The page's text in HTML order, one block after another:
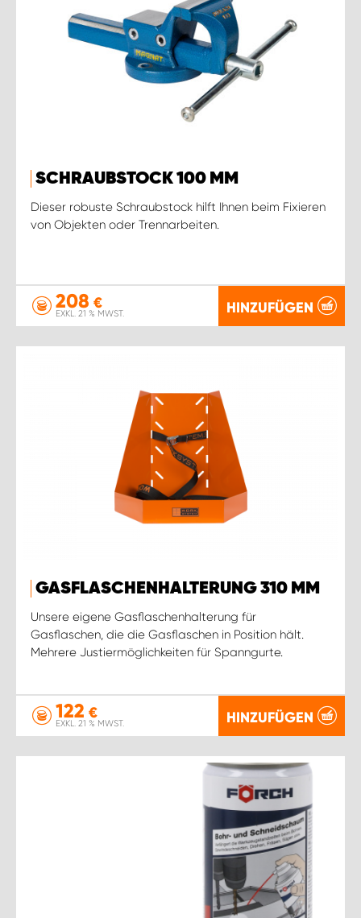
SCHRAUBSTOCK 100 MM
Dieser robuste Schraubstock hilft Ihnen beim Fixieren
von Objekten oder Trennarbeiten.
208 €
EXKL. 21 % MWST. HINZUFÜGEN
GASFLASCHENHALTERUNG 310 MM
Unsere eigene Gasflaschenhalterung für
Gasflaschen, die die Gasflaschen in Position hält.
Mehrere Justiermöglichkeiten für Spanngurte.
122 €
EXKL. 21 % MWST. HINZUFÜGEN